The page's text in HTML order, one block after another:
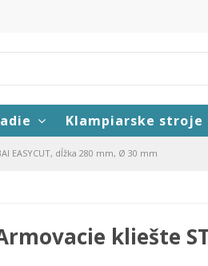
Klampiarske stroje
EASYCUT, dĺžka 280 mm, Ø 30 mm
kliešte